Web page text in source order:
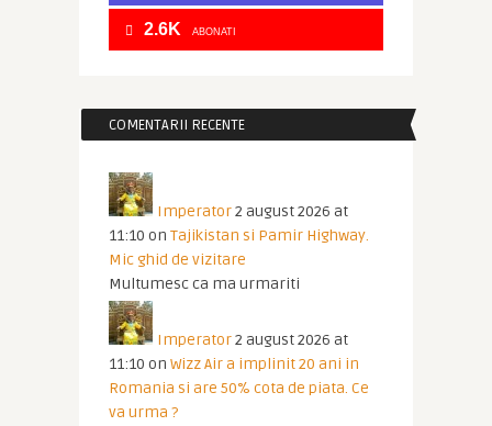
2.6K ABONATI
COMENTARII RECENTE
Imperator2 august 2026 at
11:10 on Tajikistan si Pamir Highway.
Mic ghid de vizitare
Multumesc ca ma urmariti
Imperator2 august 2026 at
11:10 on Wizz Air a implinit 20 ani in
Romania si are 50% cota de piata. Ce
va urma ?